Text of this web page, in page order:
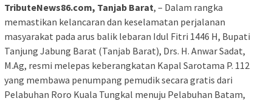
TributeNews86.com, Tanjab Barat, – Dalam rangka
memastikan kelancaran dan keselamatan perjalanan
masyarakat pada arus balik lebaran Idul Fitri 1446 H, Bupati
Tanjung Jabung Barat (Tanjab Barat), Drs. H. Anwar Sadat,
M.Ag, resmi melepas keberangkatan Kapal Sarotama P. 112
yang membawa penumpang pemudik secara gratis dari
Pelabuhan Roro Kuala Tungkal menuju Pelabuhan Batam,